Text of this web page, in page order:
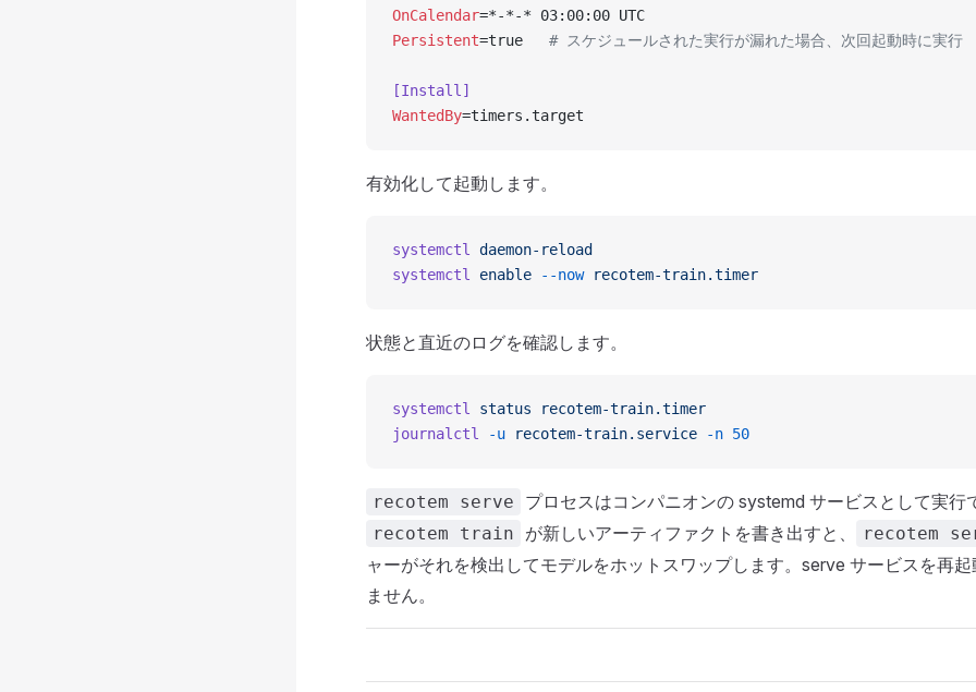
OnCalendar=*-*-* 03:00:00 UTC
Persistent=true # スケジュールされた実行が漏れた場合、次回起動時に実行
[Install]
WantedBy=timers.target
有効化して起動します。
systemctl
daemon-reload
systemctl
enable --now recotem-train.timer
状態と直近のログを確認します。
systemctl status recotem-train.timer
journalctl
-u recotem-train.service -n 50
recotem serve プロセスはコンパニオンの systemd サービスとして実行
recotem train が新しいアーティファクトを書き出すと、 recotem
ャーがそれを検出してモデルをホットスワップします。serve サービスを再起
ません。